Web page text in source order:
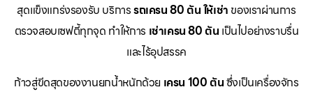
สุดแข็งแกร่งรองรับ บริการรถเครน 80 ตัน ให้เช่า ของเราผ่านการ
ตรวจสอบเซฟตี้ทุกจุด ทำให้การ เช่าเครน 80 ตัน เป็นไปอย่างราบรื่น
และไร้อุปสรรค
ก้าวสู่ขีดสุดของงานยกน้ำหนักด้วย เครน 100 ตันซึ่งเป็นเครื่องจักร